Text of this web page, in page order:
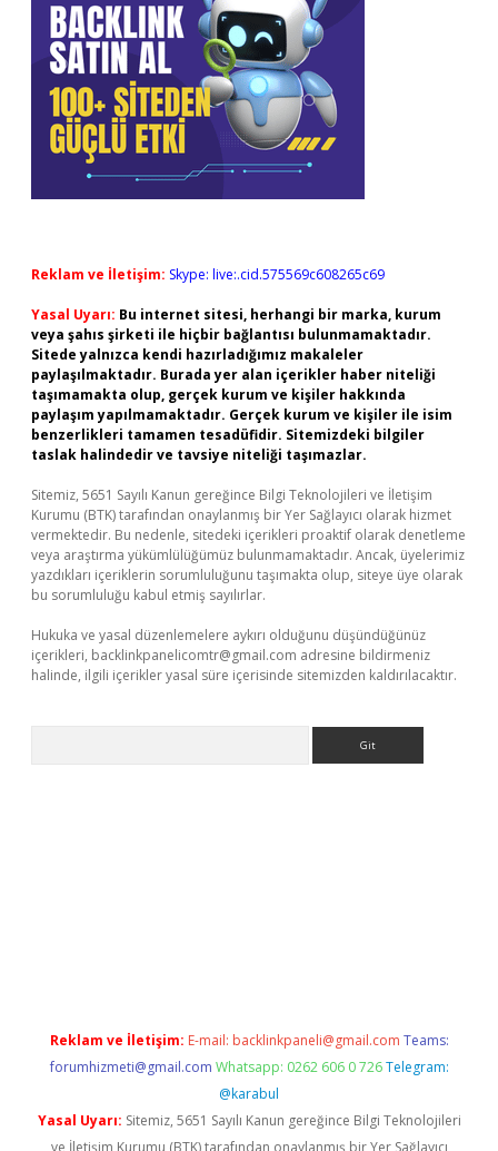
Reklam ve İletişim: Skype: live:.cid.575569c608265c69
Yasal Uyarı: Bu internet sitesi, herhangi bir marka, kurum
veya şahıs şirketi ile hiçbir bağlantısı bulunmamaktadır.
Sitede yalnızca kendi hazırladığımız makaleler
paylaşılmaktadır. Burada yer alan içerikler haber niteliği
taşımamakta olup, gerçek kurum ve kişiler hakkında
paylaşım yapılmamaktadır. Gerçek kurum ve kişiler ile isim
benzerlikleri tamamen tesadüfidir. Sitemizdeki bilgiler
taslak halindedir ve tavsiye niteliği taşımazlar.
Sitemiz, 5651 Sayılı Kanun gereğince Bilgi Teknolojileri ve İletişim
Kurumu (BTK) tarafından onaylanmış bir Yer Sağlayıcı olarak hizmet
vermektedir. Bu nedenle, sitedeki içerikleri proaktif olarak denetleme
veya araştırma yükümlülüğümüz bulunmamaktadır. Ancak, üyelerimiz
yazdıkları içeriklerin sorumluluğunu taşımakta olup, siteye üye olarak
bu sorumluluğu kabul etmiş sayılırlar.
Hukuka ve yasal düzenlemelere aykırı olduğunu düşündüğünüz
içerikleri, backlinkpanelicomtr@gmail.com adresine bildirmeniz
halinde, ilgili içerikler yasal süre içerisinde sitemizden kaldırılacaktır.
Reklam ve İletişim: E-mail: backlinkpaneli@gmail.com Teams:
forumhizmeti@gmail.com Whatsapp: 0262 606 0 726 Telegram:
@karabul
Yasal Uyarı: Sitemiz, 5651 Sayılı Kanun gereğince Bilgi Teknolojileri
ve İletişim Kurumu (BTK) tarafından onaylanmış bir Yer Sağlayıcı